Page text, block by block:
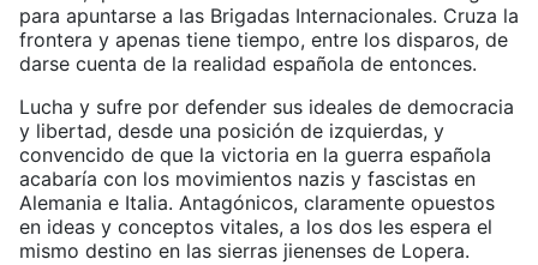
para apuntarse a las Brigadas Internacionales. Cruza la
frontera y apenas tiene tiempo, entre los disparos, de
darse cuenta de la realidad española de entonces.
Lucha y sufre por defender sus ideales de democracia
y libertad, desde una posición de izquierdas, y
convencido de que la victoria en la guerra española
acabaría con los movimientos nazis y fascistas en
Alemania e Italia. Antagónicos, claramente opuestos
en ideas y conceptos vitales, a los dos les espera el
mismo destino en las sierras jienenses de Lopera.